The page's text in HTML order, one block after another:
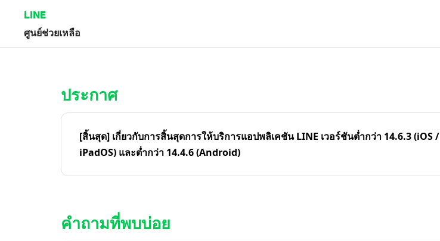
LINE
ศูนย์ช่วยเหลือ
ประกาศ
[สิ้นสุด] เกี่ยวกับการสิ้นสุดการให้บริการแอปพลิเคชัน LINE เวอร์ชันต่ำกว่า 14.6.3 (iOS /
iPadOS) และต่ำกว่า 14.4.6 (Android)
คำถามที่พบบ่อย